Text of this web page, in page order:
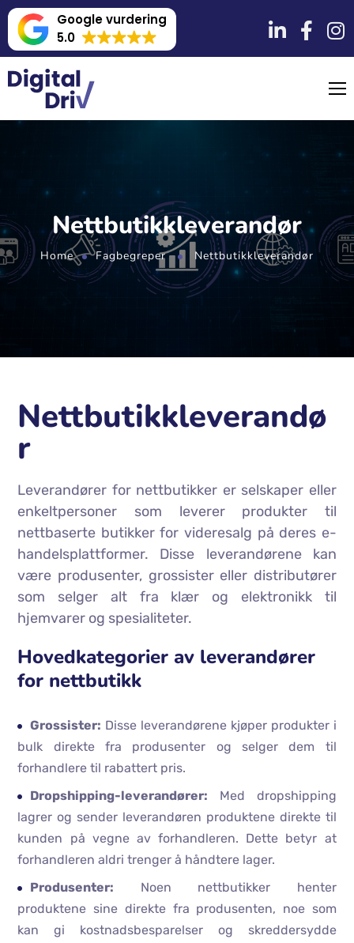
Google vurdering
5.0
Nettbutikkleverandør
Home Fagbegreper Nettbutikkleverandør
Nettbutikkleverandø
r
Leverandører for nettbutikker er selskaper eller
enkeltpersoner som leverer produkter til
nettbaserte butikker for videresalg på deres e-
handelsplattformer. Disse leverandørene kan
være produsenter, grossister eller distributører
som selger alt fra klær og elektronikk til
hjemvarer og spesialiteter.
Hovedkategorier av leverandører
for nettbutikk
Grossister: Disse leverandørene kjøper produkter i
bulk direkte fra produsenter og selger dem til
forhandlere til rabattert pris.
Dropshipping-leverandører: Med dropshipping
lagrer og sender leverandøren produktene direkte til
kunden på vegne av forhandleren. Dette betyr at
forhandleren aldri trenger å håndtere lager.
Produsenter: Noen nettbutikker henter
produktene sine direkte fra produsenten, noe som
kan gi kostnadsbesparelser og skreddersydde